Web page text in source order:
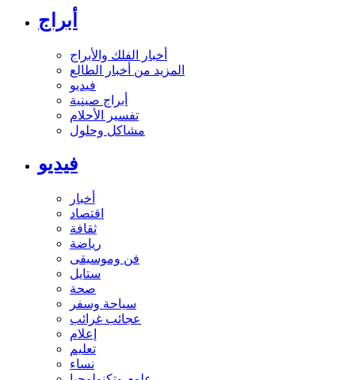
أبراج
أخبار الفلك والأبراج
المزيد من أخبار الطالع
فيديو
أبراج صينية
تفسير الأحلام
مشاكل وحلول
فيديو
أخبار
اقتصاد
ثقافة
رياضة
فن وموسيقى
ستايل
صحة
سياحة وسفر
عجائب غرائب
إعلام
تعليم
نساء